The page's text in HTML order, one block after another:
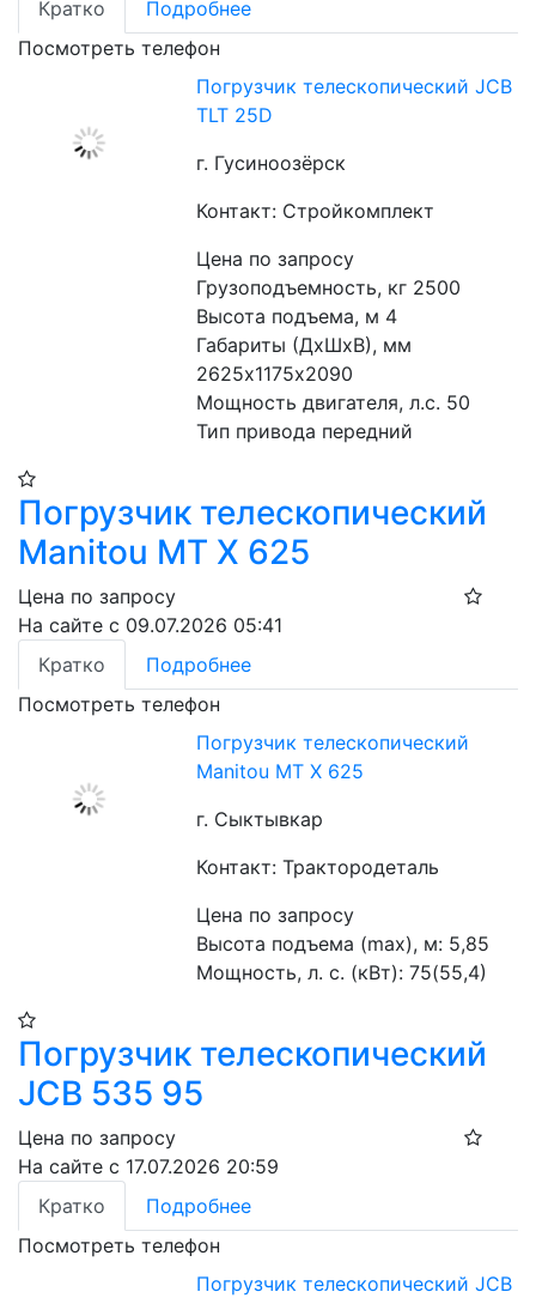
Кратко
Подробнее
Посмотреть телефон
Погрузчик телескопический JCB
TLT 25D
г. Гусиноозёрск
Контакт: Стройкомплект
Цена по запросу
Грузоподъемность, кг 2500
Высота подъема, м 4
Габариты (ДхШхВ), мм
2625х1175х2090
Мощность двигателя, л.с. 50
Тип привода передний
Погрузчик телескопический
Manitou MT X 625
Цена по запросу
На сайте с 09.07.2026 05:41
Кратко
Подробнее
Посмотреть телефон
Погрузчик телескопический
Manitou MT X 625
г. Сыктывкар
Контакт: Трактородеталь
Цена по запросу
Высота подъема (max), м: 5,85
Мощность, л. с. (кВт): 75(55,4)
Погрузчик телескопический
JCB 535 95
Цена по запросу
На сайте с 17.07.2026 20:59
Кратко
Подробнее
Посмотреть телефон
Погрузчик телескопический JCB